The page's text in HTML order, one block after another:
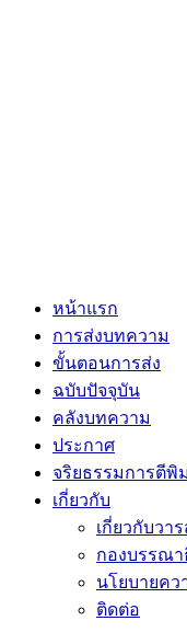
หน้าแรก
การส่งบทความ
ขั้นตอนการส่ง
ฉบับปัจจุบัน
คลังบทความ
ประกาศ
จริยธรรมการตีพิ
เกี่ยวกับ
เกี่ยวกับวา
กองบรรณา
นโยบายคว
ติดต่อ